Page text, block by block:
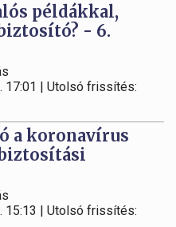
példákkal,
- 6.
17:01 | Utolsó frissítés:
a koronavírus
15:13 | Utolsó frissítés: